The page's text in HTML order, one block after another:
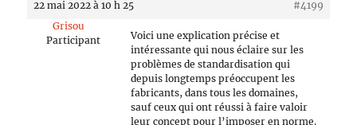
22 mai 2022 à 10 h 25
#4199
Grisou
Participant
Voici une explication précise et
intéressante qui nous éclaire sur les
problèmes de standardisation qui
depuis longtemps préoccupent les
fabricants, dans tous les domaines,
sauf ceux qui ont réussi à faire valoir
leur concept pour l’imposer en norme.